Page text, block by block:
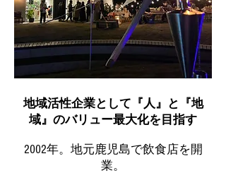
地域活性企業として『人』と『地
域』のバリュー最大化を目指す
2002年。地元鹿児島で飲食店を開
業。